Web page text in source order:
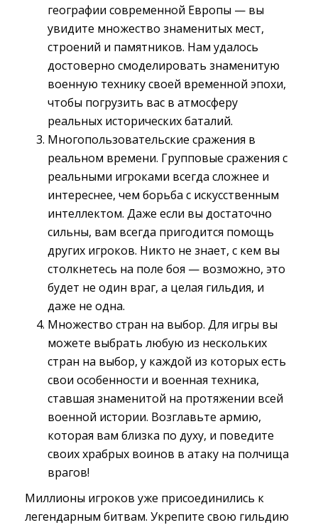
географии современной Европы — вы
увидите множество знаменитых мест,
строений и памятников. Нам удалось
достоверно смоделировать знаменитую
военную технику своей временной эпохи,
чтобы погрузить вас в атмосферу
реальных исторических баталий.
Многопользовательские сражения в
реальном времени. Групповые сражения с
реальными игроками всегда сложнее и
интереснее, чем борьба с искусственным
интеллектом. Даже если вы достаточно
сильны, вам всегда пригодится помощь
других игроков. Никто не знает, с кем вы
столкнетесь на поле боя — возможно, это
будет не один враг, а целая гильдия, и
даже не одна.
Множество стран на выбор. Для игры вы
можете выбрать любую из нескольких
стран на выбор, у каждой из которых есть
свои особенности и военная техника,
ставшая знаменитой на протяжении всей
военной истории. Возглавьте армию,
которая вам близка по духу, и поведите
своих храбрых воинов в атаку на полчища
врагов!
Миллионы игроков уже присоединились к
легендарным битвам. Укрепите свою гильдию